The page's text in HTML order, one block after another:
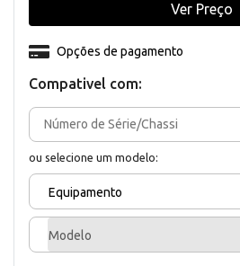
Compativel com:
ou selecione um modelo:
Equipamento
Modelo
Opções de pagamento
Ver Preço